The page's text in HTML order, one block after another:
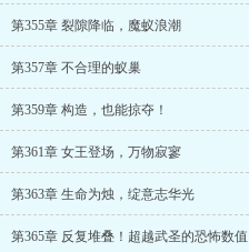
第355章 裂隙降临，魔蚁浪潮
第357章 不合理的蚁巢
第359章 构造，也能掠夺！
第361章 女王登场，万物寂寥
第363章 生命为烛，绽意志华光
第365章 反复堆叠！超越武圣的恐怖数值